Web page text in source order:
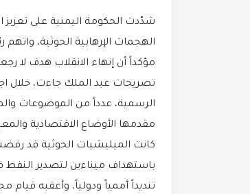
شدّدت الحكومة اليمنية على تعزيز
الهجمات الإرهابية الحوثية،
مؤكداً أن إنهاء الانقلاب هدف لا
تصريحات عبد الملك جاءت، خلال
الرسمية، عدداً من الموضوعات
مقدمها الأوضاع الاقتصادية
كانت الميليشيات الحوثية قد
باستهداف ميناءين لتصدير
تنديداً أممياً ودولياً، وأعقبه